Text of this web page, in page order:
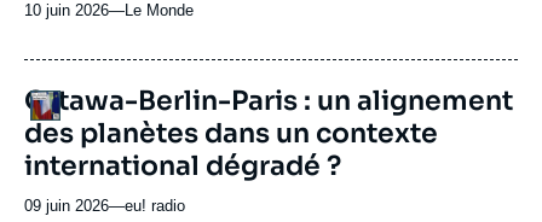
10 juin 2026—Nom
journal,
ou
émission
Le Monde
Logo
URL
de
Spotify
Ottawa-Berlin-Paris : un alignement
des planètes dans un contexte
international dégradé ?
09 juin 2026—Nom
eu! radio